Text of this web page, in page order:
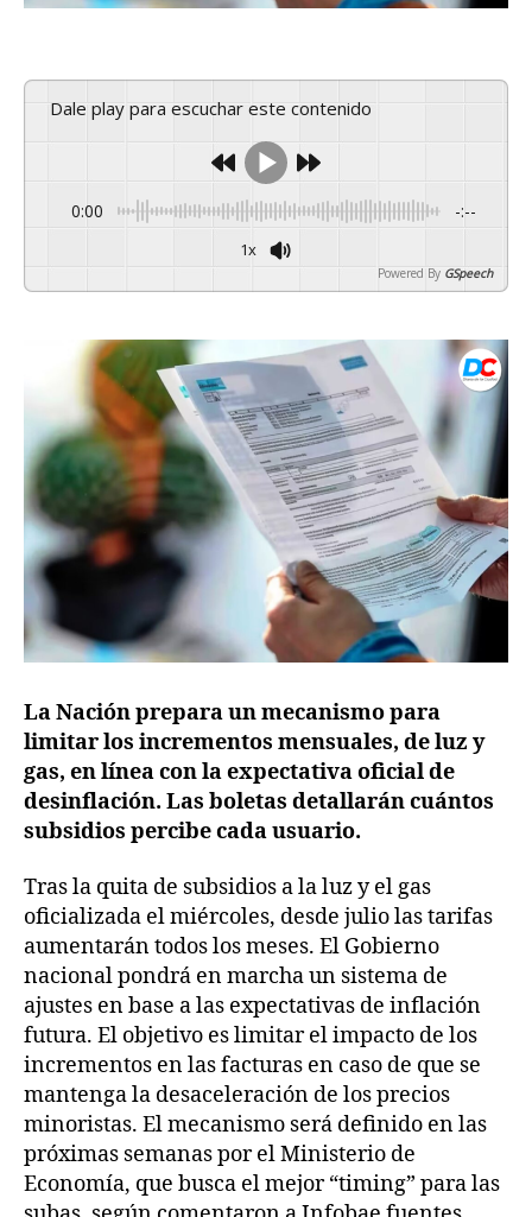
Dale play para escuchar este contenido
0:00 -:--
1x
Powered By GSpeech
La Nación prepara un mecanismo para
limitar los incrementos mensuales, de luz y
gas, en línea con la expectativa oficial de
desinflación. Las boletas detallarán cuántos
subsidios percibe cada usuario.
Tras la quita de subsidios a la luz y el gas
oficializada el miércoles, desde julio las tarifas
aumentarán todos los meses. El Gobierno
nacional pondrá en marcha un sistema de
ajustes en base a las expectativas de inflación
futura. El objetivo es limitar el impacto de los
incrementos en las facturas en caso de que se
mantenga la desaceleración de los precios
minoristas. El mecanismo será definido en las
próximas semanas por el Ministerio de
Economía, que busca el mejor “timing” para las